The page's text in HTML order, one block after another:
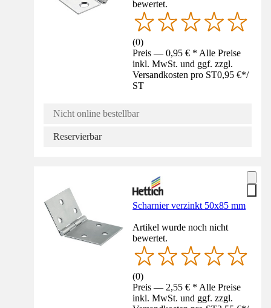
bewertet.
(0)
Preis — 0,95 € * Alle Preise
inkl. MwSt. und ggf. zzgl.
Versandkosten pro ST0,95 €*/
ST
Nicht online bestellbar
Reservierbar
Scharnier verzinkt 50x85 mm
Artikel wurde noch nicht
bewertet.
(0)
Preis — 2,55 € * Alle Preise
inkl. MwSt. und ggf. zzgl.